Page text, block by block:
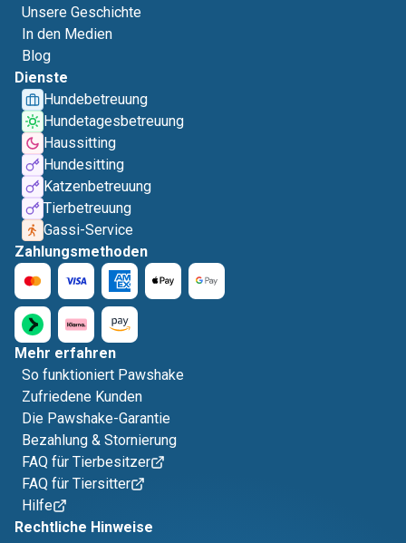
Unsere Geschichte
In den Medien
Blog
Dienste
Hundebetreuung
Hundetagesbetreuung
Haussitting
Hundesitting
Katzenbetreuung
Tierbetreuung
Gassi-Service
Zahlungsmethoden
Mehr erfahren
So funktioniert Pawshake
Zufriedene Kunden
Die Pawshake-Garantie
Bezahlung & Stornierung
FAQ für Tierbesitzer
FAQ für Tiersitter
Hilfe
Rechtliche Hinweise